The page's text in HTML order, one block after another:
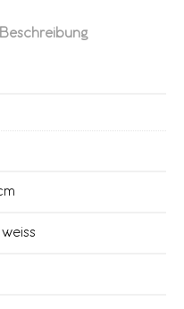
Beschreibung
weiss